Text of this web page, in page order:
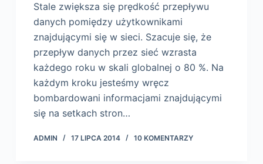
Stale zwiększa się prędkość przepływu
danych pomiędzy użytkownikami
znajdującymi się w sieci. Szacuje się, że
przepływ danych przez sieć wzrasta
każdego roku w skali globalnej o 80 %. Na
każdym kroku jesteśmy wręcz
bombardowani informacjami znajdującymi
się na setkach stron…
ADMIN 17 LIPCA 2014 10 KOMENTARZY